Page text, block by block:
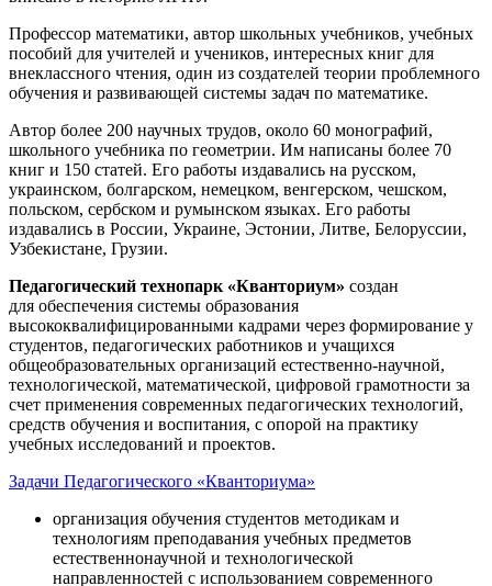
Профессор математики, автор школьных учебников, учебных
пособий для учителей и учеников, интересных книг для
внеклассного чтения, один из создателей теории проблемного
обучения и развивающей системы задач по математике.
Автор более 200 научных трудов, около 60 монографий,
школьного учебника по геометрии. Им написаны более 70
книг и 150 статей. Его работы издавались на русском,
украинском, болгарском, немецком, венгерском, чешском,
польском, сербском и румынском языках. Его работы
издавались в России, Украине, Эстонии, Литве, Белоруссии,
Узбекистане, Грузии.
Педагогический технопарк «Кванториум» создан
для обеспечения системы образования
высококвалифицированными кадрами через формирование у
студентов, педагогических работников и учащихся
общеобразовательных организаций естественно-научной,
технологической, математической, цифровой грамотности за
счет применения современных педагогических технологий,
средств обучения и воспитания, с опорой на практику
учебных исследований и проектов.
Задачи Педагогического «Кванториума»
организация обучения студентов методикам и
технологиям преподавания учебных предметов
естественнонаучной и технологической
направленностей с использованием современного